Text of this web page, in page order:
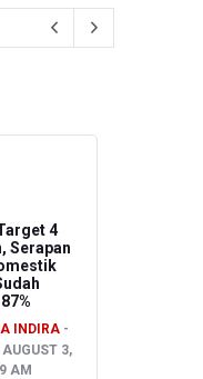
Nino
4
Serapan
INDIRA
3,
AM